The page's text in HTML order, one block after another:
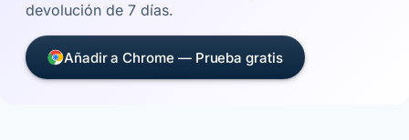
devolución de 7 días.
Añadir a Chrome — Prueba gratis